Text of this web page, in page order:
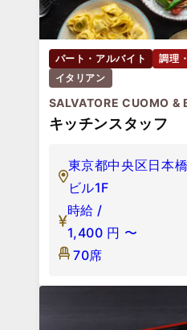
パート・アルバイト
調理
イタリアン
SALVATORE CUOMO &
キッチンスタッフ
東京都中央区日本
ビル1F
時給 /
1,400 円 〜
70席